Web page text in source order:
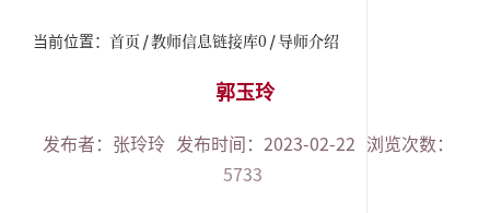
当前位置： 首页 教师信息链接库0 导师介绍
郭玉玲
发布者：张玲玲 发布时间：2023-02-22
浏览次数：
5733